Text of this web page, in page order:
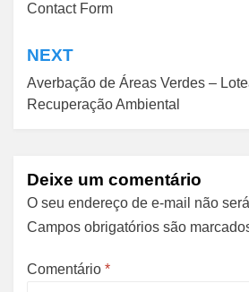
de
Post
Contact Form
NEXT
Averbação de Áreas Verdes –
Recuperação Ambiental
Deixe um comentário
O seu endereço de e-mail não
Campos obrigatórios são
Comentário *